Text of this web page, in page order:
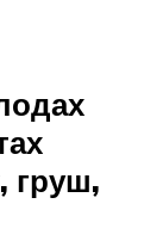
груш,